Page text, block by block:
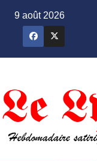
9 août 2026